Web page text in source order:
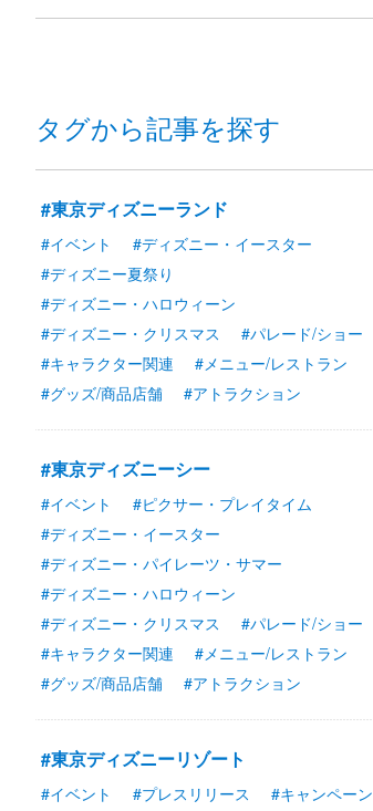
タグから記事を探す
#東京ディズニーランド
#イベント
#ディズニー・イースター
#ディズニー夏祭り
#ディズニー・ハロウィーン
#ディズニー・クリスマス
#パレード/ショー
#キャラクター関連
#メニュー/レストラン
#グッズ/商品店舗
#アトラクション
#東京ディズニーシー
#イベント
#ピクサー・プレイタイム
#ディズニー・イースター
#ディズニー・パイレーツ・サマー
#ディズニー・ハロウィーン
#ディズニー・クリスマス
#パレード/ショー
#キャラクター関連
#メニュー/レストラン
#グッズ/商品店舗
#アトラクション
#東京ディズニーリゾート
#イベント #プレスリリース
#キャンペーン